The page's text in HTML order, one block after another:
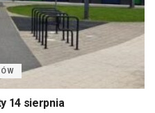
14 sierpnia